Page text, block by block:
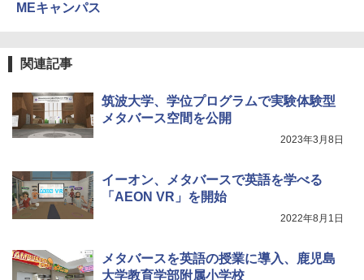
MEキャンパス
関連記事
筑波大学、学位プログラムで実験体験型
メタバース空間を公開
2023年3月8日
イーオン、メタバースで英語を学べる
「AEON VR」を開始
2022年8月1日
メタバースを英語の授業に導入、鹿児島
大学教育学部附属小学校